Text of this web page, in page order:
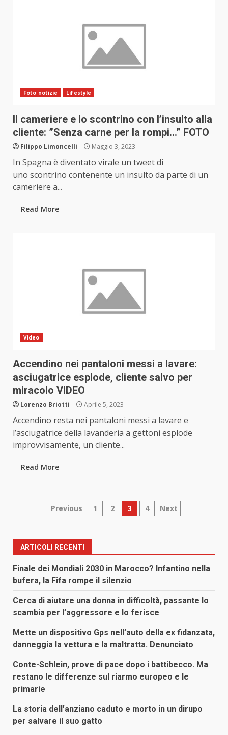
Foto notizie Lifestyle
Il cameriere e lo scontrino con l’insulto alla
cliente: ”Senza carne per la rompi…” FOTO
Filippo Limoncelli Maggio 3, 2023
In Spagna è diventato virale un tweet di
uno scontrino contenente un insulto da parte di un
cameriere a...
Read More
Video
Accendino nei pantaloni messi a lavare:
asciugatrice esplode, cliente salvo per
miracolo VIDEO
Lorenzo Briotti Aprile 5, 2023
Accendino resta nei pantaloni messi a lavare e
l’asciugatrice della lavanderia a gettoni esplode
improvvisamente, un cliente...
Read More
Paginazione
articoli
Previous 1 2 3 4 Next
ARTICOLI RECENTI
Finale dei Mondiali 2030 in Marocco? Infantino nella
bufera, la Fifa rompe il silenzio
Cerca di aiutare una donna in difficoltà, passante lo
scambia per l’aggressore e lo ferisce
Mette un dispositivo Gps nell’auto della ex fidanzata,
danneggia la vettura e la maltratta. Denunciato
Conte-Schlein, prove di pace dopo i battibecco. Ma
restano le differenze sul riarmo europeo e le
primarie
La storia dell’anziano caduto e morto in un dirupo
per salvare il suo gatto